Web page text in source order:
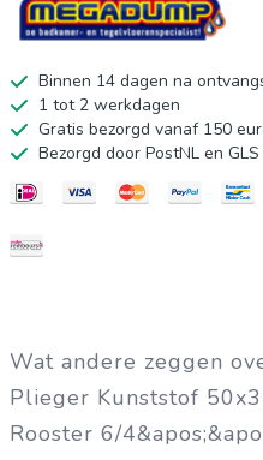
Binnen 14 dagen na
1 tot 2 werkdagen
Gratis bezorgd vanaf 150
Bezorgd door PostNL en GLS
Wat andere zeggen
Plieger Kunststof
Rooster 6/